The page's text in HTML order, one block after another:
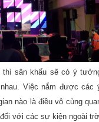
thì sân khấu sẽ có ý
Việc nắm được các
nào là điều vô cùng
với các sự kiện ngoài